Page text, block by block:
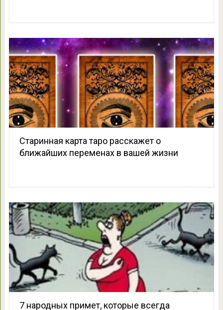
Старинная карта таро расскажет о
ближайших переменах в вашей жизни
7 народных примет, которые всегда